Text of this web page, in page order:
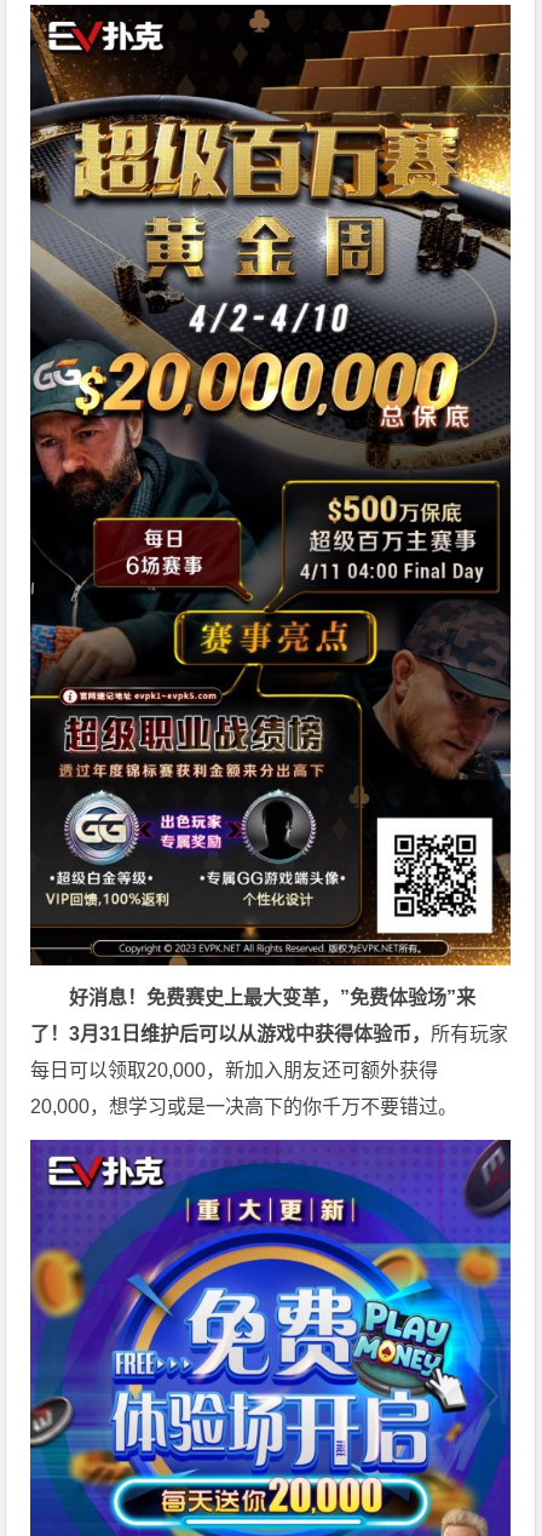
好消息！免费赛史上最大变革，”免费体验场”来
了！3月31日维护后可以从游戏中获得体验币， 所有玩家
每日可以领取20,000，新加入朋友还可额外获得
20,000，想学习或是一决高下的你千万不要错过。